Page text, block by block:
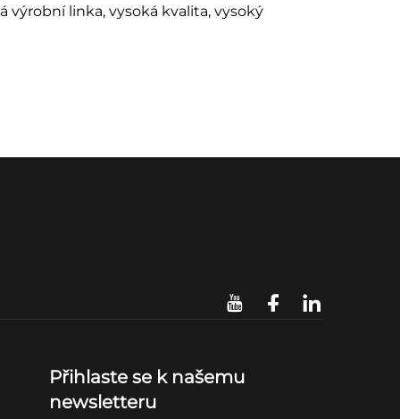
výrobní linka, vysoká kvalita, vysoký
Přihlaste se k našemu
newsletteru